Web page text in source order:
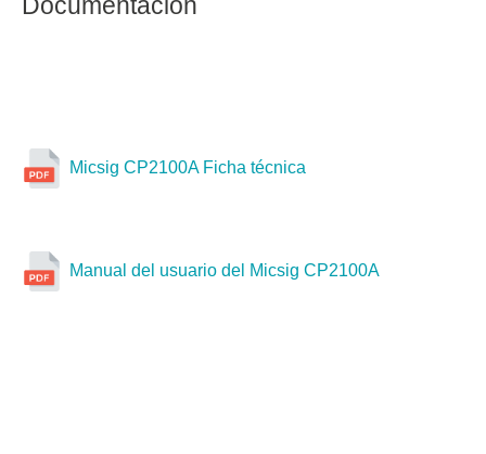
Documentación
Micsig CP2100A Ficha técnica
Manual del usuario del Micsig CP2100A